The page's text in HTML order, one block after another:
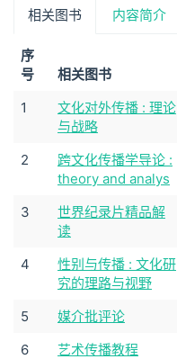
相关图书 内容简介
序
号
相关图书
1
文化对外传播 : 理论
与战略
2
跨文化传播学导论 :
theory and analys
3
世界纪录片精品解
读
4
性别与传播 : 文化研
究的理路与视野
5 媒介批评论
6
艺术传播教程